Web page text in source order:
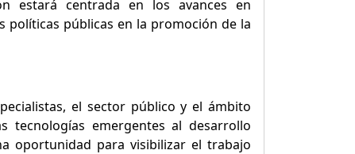
estará centrada en los avances en
políticas públicas en la promoción de la
el sector público y el ámbito
tecnologías emergentes al desarrollo
oportunidad para visibilizar el trabajo